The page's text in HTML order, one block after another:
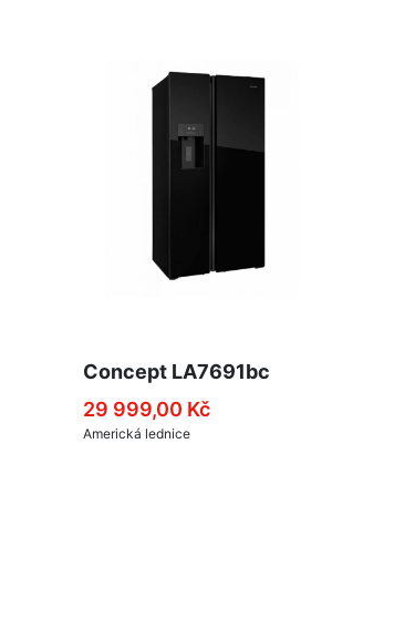
Concept LA7691bc
29 999,00 Kč
Americká lednice